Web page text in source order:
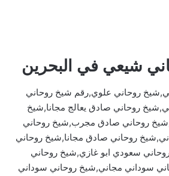
شيعي في البحرين
روحاني علوي,رقم شيخ روحاني
روحاني صادق يعالج مجانا,شيخ
روحاني صادق مجرب,شيخ روحاني
روحاني صادق مجانا,شيخ روحاني
سعودي ابو غازي,شيخ روحاني
سوداني مجاني,شيخ روحاني سوداني